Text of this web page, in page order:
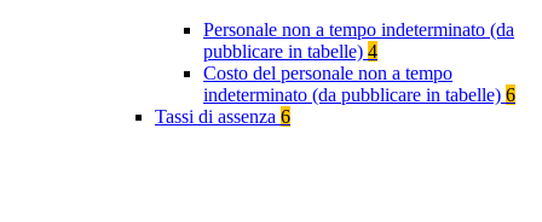
Personale non a tempo indeterminato (da
pubblicare in tabelle) 4
Costo del personale non a tempo
indeterminato (da pubblicare in tabelle) 6
Tassi di assenza 6